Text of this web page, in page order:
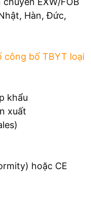
Hàn, Đức,
công bố TBYT loại
khẩu
xuất
hoặc CE